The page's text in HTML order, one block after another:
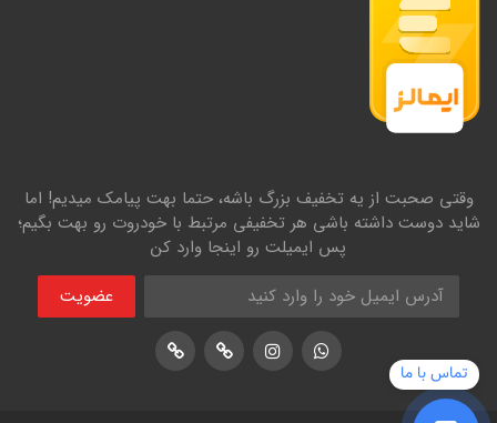
وقتی صحبت از یه تخفیف بزرگ باشه، حتما بهت پیامک میدیم! اما
شاید دوست داشته باشی هر تخفیفی مرتبط با خودروت رو بهت بگیم؛
پس ایمیلت رو اینجا وارد کن
عضویت
پشتیبانی واتساپ
اینستاگراملوکیشن در نشان
لوکیشن در بلد تماس با ما